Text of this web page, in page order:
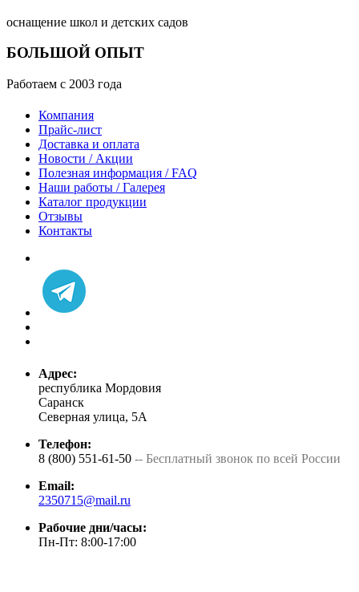
оснащение школ и детских садов
БОЛЬШОЙ ОПЫТ
Работаем с 2003 года
Компания
Прайс-лист
Доставка и оплата
Новости / Акции
Полезная информация / FAQ
Наши работы / Галерея
Каталог продукции
Отзывы
Контакты
Адрес:
республика Мордовия
Саранск
Северная улица, 5А
Телефон:
8 (800) 551-61-50 -- Бесплатный звонок по всей России
Email:
2350715@mail.ru
Рабочие дни/часы:
Пн-Пт: 8:00-17:00